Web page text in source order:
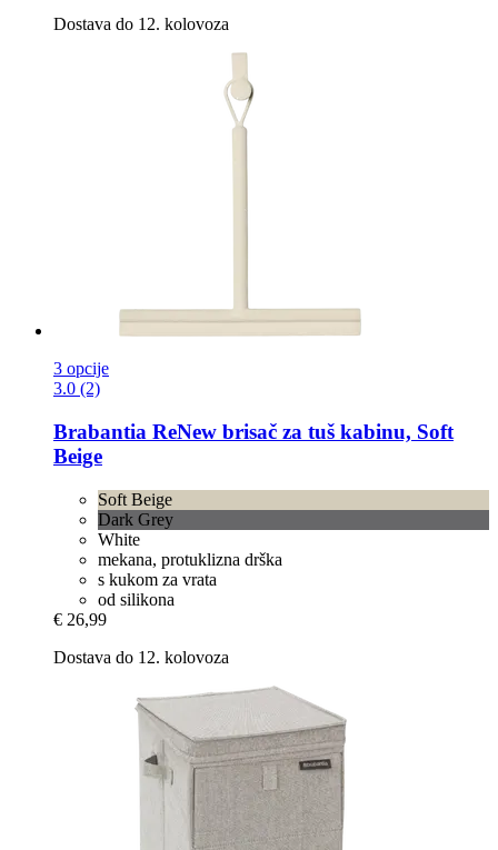
Dostava do 12. kolovoza
3 opcije
3.0 (2)
Brabantia ReNew brisač za tuš kabinu, Soft
Beige
Soft Beige
Dark Grey
White
mekana, protuklizna drška
s kukom za vrata
od silikona
€ 26,99
Dostava do 12. kolovoza